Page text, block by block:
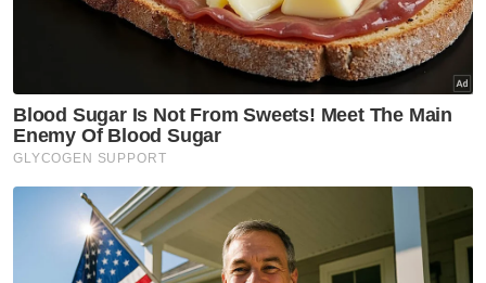
Tanore sebanyak AS$681 juta
(RM2,081,476,926) dengan dua transaksi
bertarikh 21 Mac 2013 dan 25 Mac pada
tahun yang sama,” katanya.
Faten Hadni berkata, analisis dan jejakan
kewangan menggunakan kaedah FIFO ke
atas penyata akaun bernombor 9694 milik
Najib mendapati sebanyak RM2,034,350,000
telah dipulangkan semula ke akaun Tanore.